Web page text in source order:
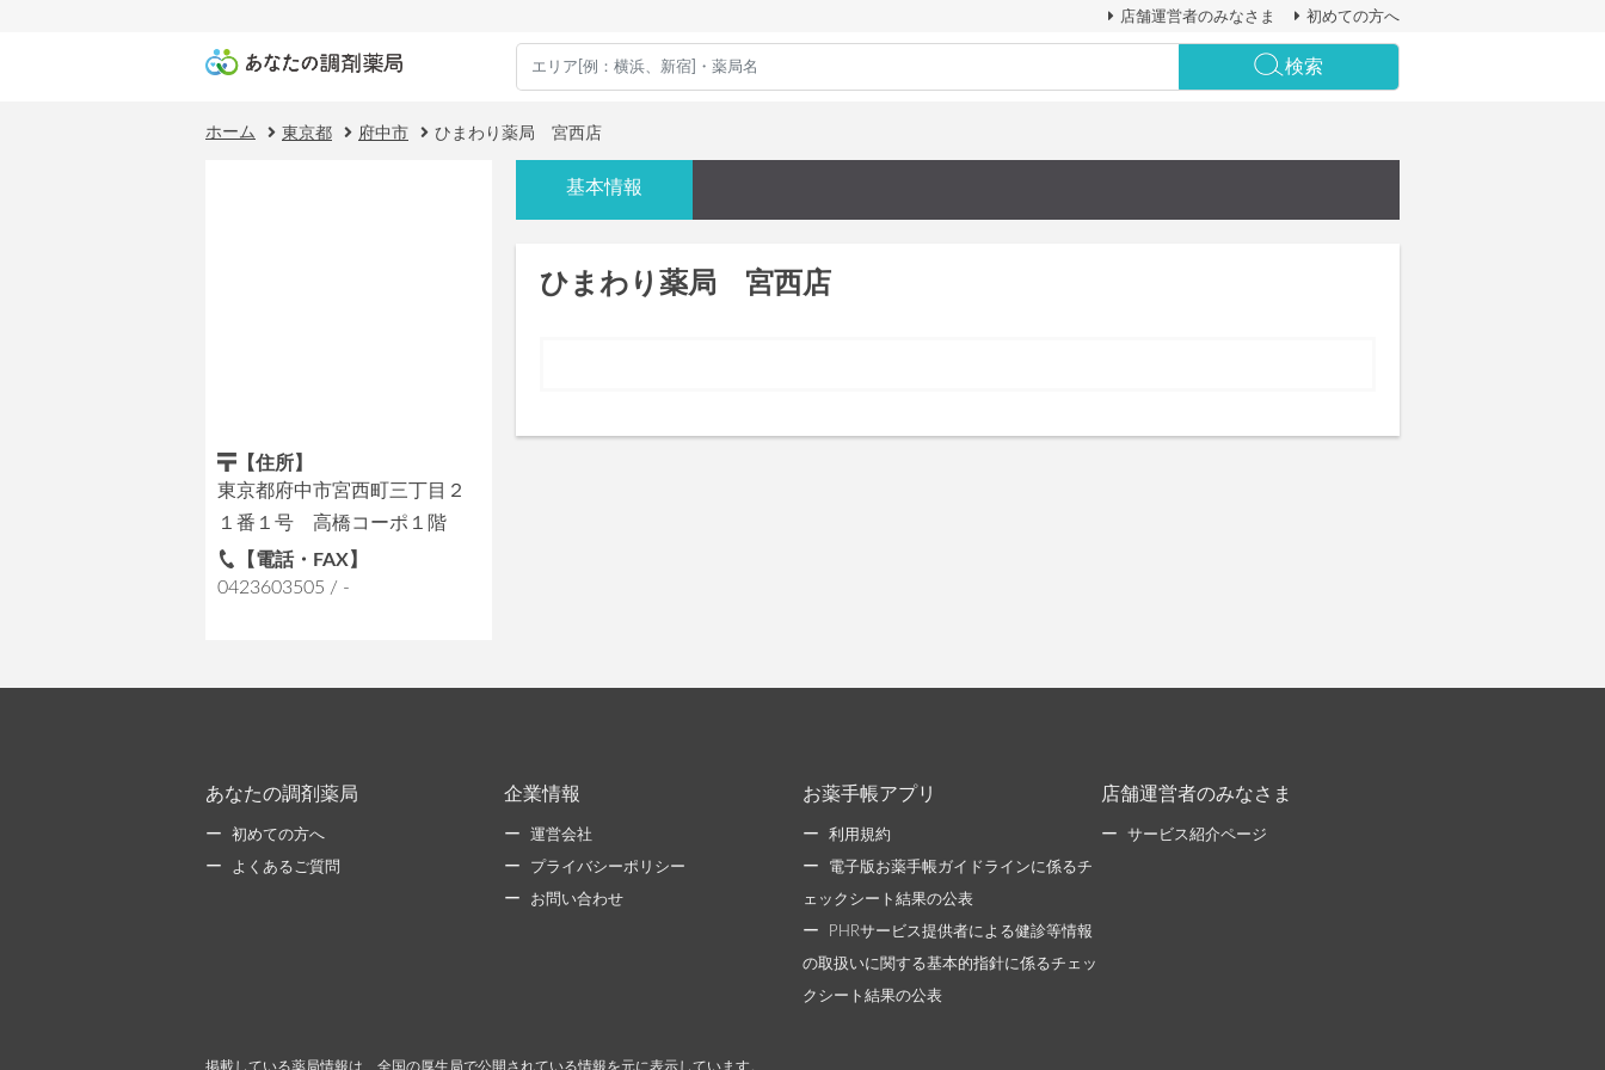
店舗運営者のみなさま 初めての方へ
検索
ホーム 東京都 府中市 ひまわり薬局 宮西店
【住所】
東京都府中市宮西町三丁目２
１番１号 高橋コーポ１階
【電話・FAX】
0423603505 / -
基本情報
ひまわり薬局 宮西店
あなたの調剤薬局
初めての方へ
よくあるご質問
企業情報
運営会社
プライバシーポリシー
お問い合わせ
お薬手帳アプリ
利用規約
電子版お薬手帳ガイドラインに係るチ
ェックシート結果の公表
PHRサービス提供者による健診等情報
の取扱いに関する基本的指針に係るチェッ
クシート結果の公表
店舗運営者のみなさま
サービス紹介ページ
掲載している薬局情報は、全国の厚生局で公開されている情報を元に表示しています。